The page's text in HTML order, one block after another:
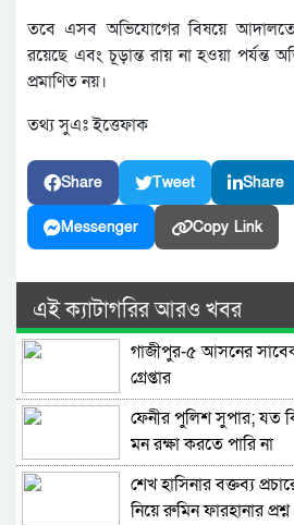
তবে এসব অভিযোগের বিষয়ে আদালতে
রয়েছে এবং চূড়ান্ত রায় না হওয়া
প্রমাণিত নয়।
তথ্য সুএঃ ইত্তেফাক
Share Tweet Share
Messenger Copy Link
এই ক্যাটাগরির আরও খবর
গাজীপুর-৫ আসনের
গ্রেপ্তার
ফেনীর পুলিশ সুপার; যত
মন রক্ষা করতে পারি না
শেখ হাসিনার বক্তব্য
নিয়ে রুমিন ফারহানার প্রশ্ন